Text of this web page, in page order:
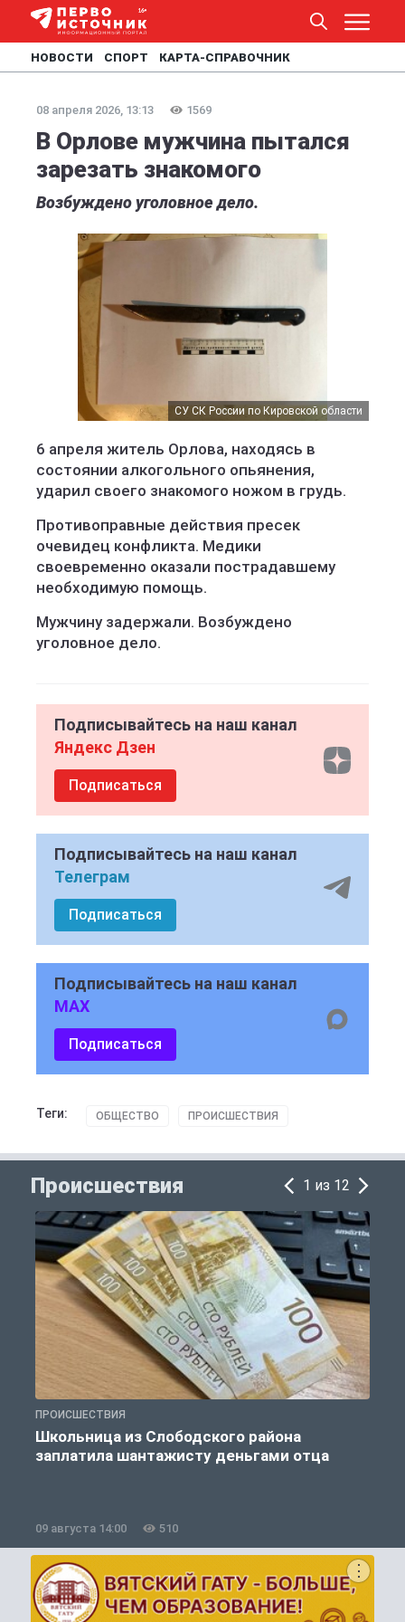
НОВОСТИ СПОРТ КАРТА-СПРАВОЧНИК
08 апреля 2026, 13:13 1569
В Орлове мужчина пытался
зарезать знакомого
Возбуждено уголовное дело.
СУ СК России по Кировской области
6 апреля житель Орлова, находясь в
состоянии алкогольного опьянения,
ударил своего знакомого ножом в грудь.
Противоправные действия пресек
очевидец конфликта. Медики
своевременно оказали пострадавшему
необходимую помощь.
Мужчину задержали. Возбуждено
уголовное дело.
Подписывайтесь на наш канал
Яндекс Дзен
Подписаться
Подписывайтесь на наш канал
Телеграм
Подписаться
Подписывайтесь на наш канал
MAX
Подписаться
Теги: ОБЩЕСТВО ПРОИСШЕСТВИЯ
Происшествия 1 из 12
ПРОИСШЕСТВИЯ
Школьница из Слободского района
заплатила шантажисту деньгами отца
09 августа 14:00 510